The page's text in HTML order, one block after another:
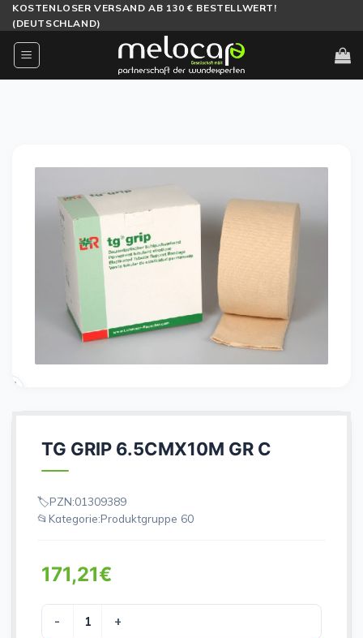
Zum
Inhalt
springen
KOSTENLOSER VERSAND AB 130 € BESTELLWERT!
(DEUTSCHLAND)
TG GRIP 6.5CMX10M GR C
PZN:01309389
Kategorie:Produktgruppe 60
171,21€
TG GRIP 6.5CMX10M GR C Menge